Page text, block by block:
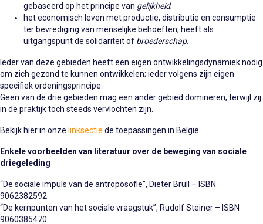
gebaseerd op het principe van gelijkheid;
het economisch leven met productie, distributie en consumptie
ter bevrediging van menselijke behoeften, heeft als
uitgangspunt de solidariteit of broederschap.
Ieder van deze gebieden heeft een eigen ontwikkelingsdynamiek nodig
om zich gezond te kunnen ontwikkelen; ieder volgens zijn eigen
specifiek ordeningsprincipe.
Geen van de drie gebieden mag een ander gebied domineren, terwijl zij
in de praktijk toch steeds vervlochten zijn.
Bekijk hier in onze linksectie de toepassingen in België.
Enkele voorbeelden van literatuur over de beweging van sociale
driegeleding
“De sociale impuls van de antroposofie”, Dieter Brüll – ISBN
9062382592
“De kernpunten van het sociale vraagstuk”, Rudolf Steiner – ISBN
9060385470